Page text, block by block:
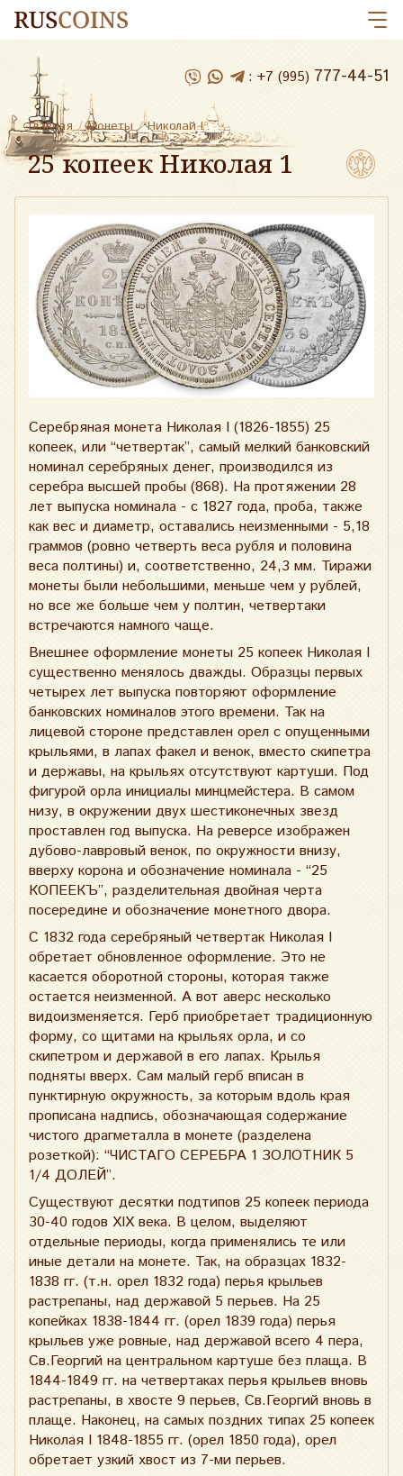
: +7 (995) 777-44-51
Главная / Монеты / Николай I
25 копеек Николая 1
Серебряная монета Николая I (1826-1855) 25
копеек, или “четвертак”, самый мелкий банковский
номинал серебряных денег, производился из
серебра высшей пробы (868). На протяжении 28
лет выпуска номинала - с 1827 года, проба, также
как вес и диаметр, оставались неизменными - 5,18
граммов (ровно четверть веса рубля и половина
веса полтины) и, соответственно, 24,3 мм. Тиражи
монеты были небольшими, меньше чем у рублей,
но все же больше чем у полтин, четвертаки
встречаются намного чаще.
Внешнее оформление монеты 25 копеек Николая I
существенно менялось дважды. Образцы первых
четырех лет выпуска повторяют оформление
банковских номиналов этого времени. Так на
лицевой стороне представлен орел с опущенными
крыльями, в лапах факел и венок, вместо скипетра
и державы, на крыльях отсутствуют картуши. Под
фигурой орла инициалы минцмейстера. В самом
низу, в окружении двух шестиконечных звезд
проставлен год выпуска. На реверсе изображен
дубово-лавровый венок, по окружности внизу,
вверху корона и обозначение номинала - “25
КОПЕЕКЪ”, разделительная двойная черта
посередине и обозначение монетного двора.
С 1832 года серебряный четвертак Николая I
обретает обновленное оформление. Это не
касается оборотной стороны, которая также
остается неизменной. А вот аверс несколько
видоизменяется. Герб приобретает традиционную
форму, со щитами на крыльях орла, и со
скипетром и державой в его лапах. Крылья
подняты вверх. Сам малый герб вписан в
пунктирную окружность, за которым вдоль края
прописана надпись, обозначающая содержание
чистого драгметалла в монете (разделена
розеткой): “ЧИСТАГО СЕРЕБРА 1 ЗОЛОТНИК 5
1/4 ДОЛЕЙ”.
Существуют десятки подтипов 25 копеек периода
30-40 годов XIX века. В целом, выделяют
отдельные периоды, когда применялись те или
иные детали на монете. Так, на образцах 1832-
1838 гг. (т.н. орел 1832 года) перья крыльев
растрепаны, над державой 5 перьев. На 25
копейках 1838-1844 гг. (орел 1839 года) перья
крыльев уже ровные, над державой всего 4 пера,
Св.Георгий на центральном картуше без плаща. В
1844-1849 гг. на четвертаках перья крыльев вновь
растрепаны, в хвосте 9 перьев, Св.Георгий вновь в
плаще. Наконец, на самых поздних типах 25 копеек
Николая I 1848-1855 гг. (орел 1850 года), орел
обретает узкий хвост из 7-ми перьев.